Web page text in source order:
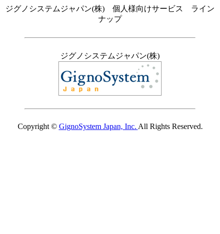
ジグノシステムジャパン(株) 個人様向けサービス ライン
ナップ
ジグノシステムジャパン(株)
Copyright © GignoSystem Japan, Inc. All Rights Reserved.